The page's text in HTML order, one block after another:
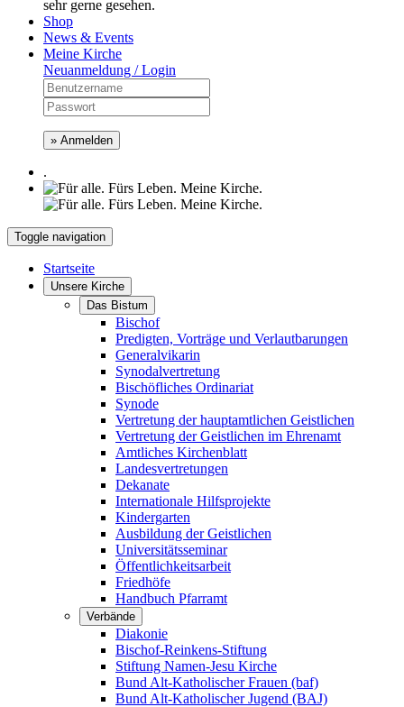
sehr gerne gesehen.
Shop
News & Events
Meine Kirche
Neuanmeldung / Login
» Anmelden
.
Toggle navigation
Startseite
Unsere Kirche
Das Bistum
Bischof
Predigten, Vorträge und Verlautbarungen
Generalvikarin
Synodalvertretung
Bischöfliches Ordinariat
Synode
Vertretung der hauptamtlichen Geistlichen
Vertretung der Geistlichen im Ehrenamt
Amtliches Kirchenblatt
Landesvertretungen
Dekanate
Internationale Hilfsprojekte
Kindergarten
Ausbildung der Geistlichen
Universitätsseminar
Öffentlichkeitsarbeit
Friedhöfe
Handbuch Pfarramt
Verbände
Diakonie
Bischof-Reinkens-Stiftung
Stiftung Namen-Jesu Kirche
Bund Alt-Katholischer Frauen (baf)
Bund Alt-Katholischer Jugend (BAJ)